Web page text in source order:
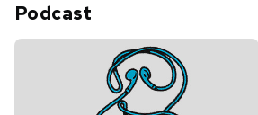
Podcast